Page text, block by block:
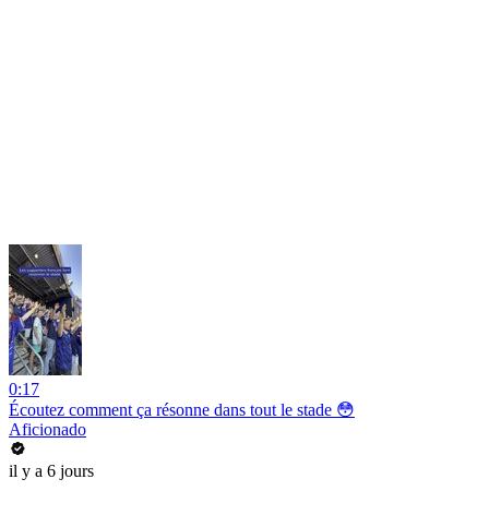
0:17
Écoutez comment ça résonne dans tout le stade 😳
Aficionado
il y a 6 jours